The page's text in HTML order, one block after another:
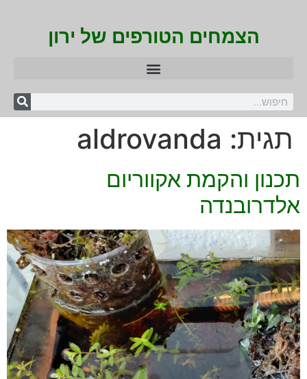
הצמחים הטורפים של ירון
תגית: aldrovanda
תכנון והקמת אקווריום
אלדרובנדה